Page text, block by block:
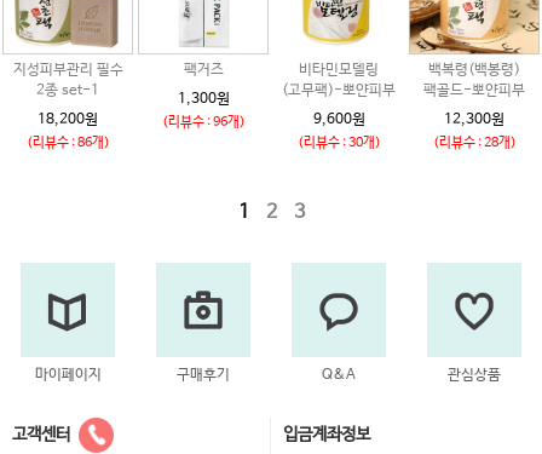
지성피부관리 필수
2종 set-1
18,200원
(리뷰수 : 86개)
팩거즈
1,300원
(리뷰수 : 96개)
비타민모델링
(고무팩)-뽀얀피부
9,600원
(리뷰수 : 30개)
백복령(백봉령)
팩골드-뽀얀피부
12,300원
(리뷰수 : 28개)
1 2 3
마이페이지 구매후기 Q&A 관심상품
고객센터 입금계좌정보